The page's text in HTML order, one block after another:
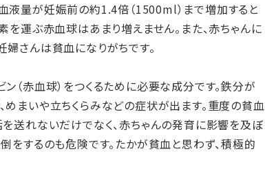
液量が妊娠前の約1.4倍（1500ml）まで増加すると
を運ぶ赤血球はあまり増えません。また、赤ちゃんに
さんは貧血になりがちです。
（赤血球）をつくるために必要な成分です。鉄分が
まいや立ちくらみなどの症状が出ます。重度の貧血
送れないだけでなく、赤ちゃんの発育に影響を及ぼ
をするのも危険です。たかが貧血と思わず、積極的